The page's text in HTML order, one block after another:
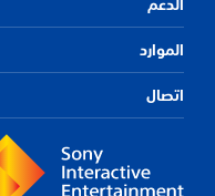
الدعم
الموارد
اتصال